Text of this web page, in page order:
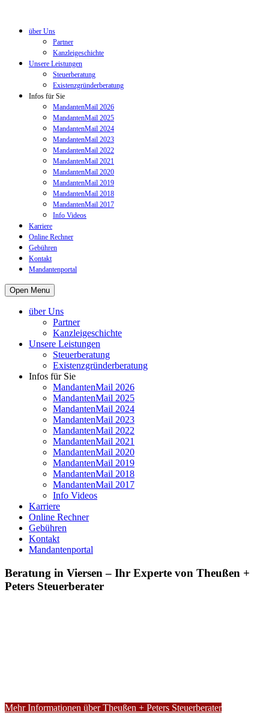
über Uns
Partner
Kanzleigeschichte
Unsere Leistungen
Steuerberatung
Existenzgründerberatung
Infos für Sie
MandantenMail 2026
MandantenMail 2025
MandantenMail 2024
MandantenMail 2023
MandantenMail 2022
MandantenMail 2021
MandantenMail 2020
MandantenMail 2019
MandantenMail 2018
MandantenMail 2017
Info Videos
Karriere
Online Rechner
Gebühren
Kontakt
Mandantenportal
Open Menu
über Uns
Partner
Kanzleigeschichte
Unsere Leistungen
Steuerberatung
Existenzgründerberatung
Infos für Sie
MandantenMail 2026
MandantenMail 2025
MandantenMail 2024
MandantenMail 2023
MandantenMail 2022
MandantenMail 2021
MandantenMail 2020
MandantenMail 2019
MandantenMail 2018
MandantenMail 2017
Info Videos
Karriere
Online Rechner
Gebühren
Kontakt
Mandantenportal
Beratung in Viersen – Ihr Experte von Theußen +
Peters Steuerberater
Mehr Informationen über Theußen + Peters Steuerberater